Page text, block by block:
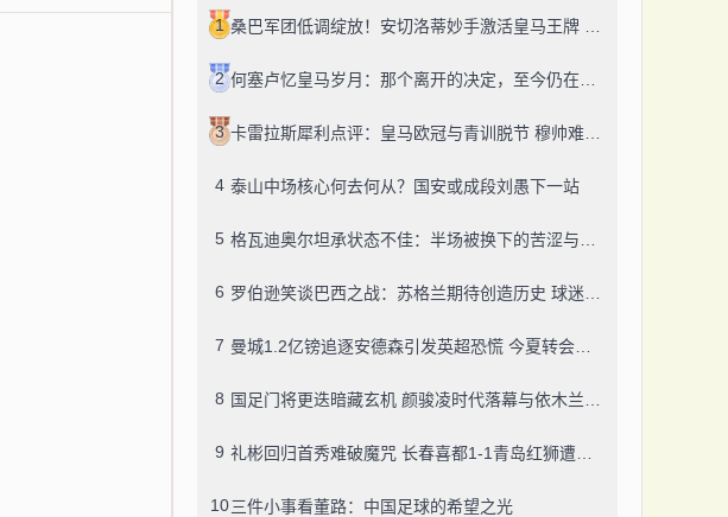
1
2
3
4 泰山中场核心何去何从？国安或成段刘愚下一站
5
6
7
8
9
10三件小事看董路：中国足球的希望之光